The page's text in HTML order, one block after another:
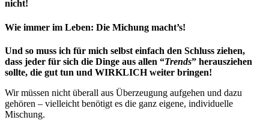
nicht!
Wie immer im Leben: Die Michung macht’s!
Und so muss ich für mich selbst einfach den Schluss ziehen,
dass jeder für sich die Dinge aus allen “Trends” herausziehen
sollte, die gut tun und WIRKLICH weiter bringen!
Wir müssen nicht überall aus Überzeugung aufgehen und dazu
gehören – vielleicht benötigt es die ganz eigene, individuelle
Mischung.